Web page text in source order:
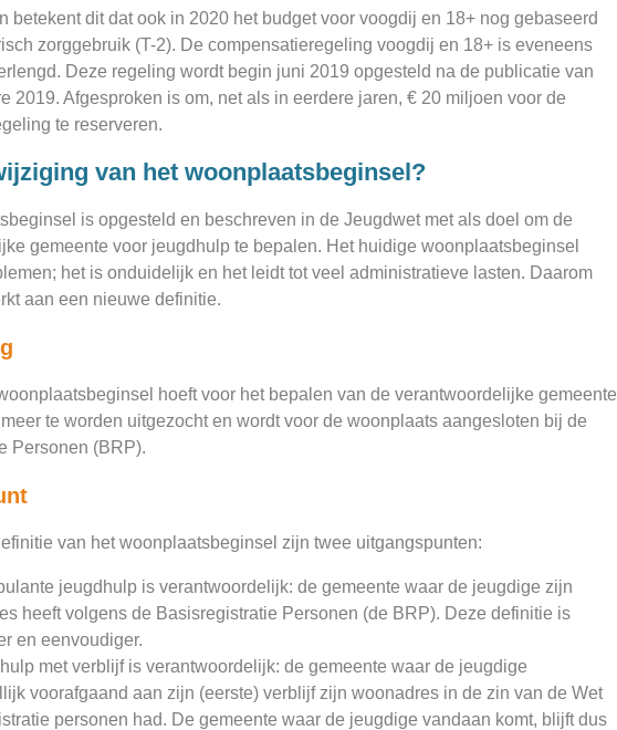
betekent dit dat ook in 2020 het budget voor voogdij en 18+ nog gebaseerd
zorggebruik (T-2). De compensatieregeling voogdij en 18+ is eveneens
Deze regeling wordt begin juni 2019 opgesteld na de publicatie van
2019. Afgesproken is om, net als in eerdere jaren, € 20 miljoen voor de
te reserveren.
van het woonplaatsbeginsel?
is opgesteld en beschreven in de Jeugdwet met als doel om de
gemeente voor jeugdhulp te bepalen. Het huidige woonplaatsbeginsel
het is onduidelijk en het leidt tot veel administratieve lasten. Daarom
aan een nieuwe definitie.
hoeft voor het bepalen van de verantwoordelijke gemeente
te worden uitgezocht en wordt voor de woonplaats aangesloten bij de
Personen (BRP).
van het woonplaatsbeginsel zijn twee uitgangspunten:
jeugdhulp is verantwoordelijk: de gemeente waar de jeugdige zijn
heeft volgens de Basisregistratie Personen (de BRP). Deze definitie is
en eenvoudiger.
met verblijf is verantwoordelijk: de gemeente waar de jeugdige
voorafgaand aan zijn (eerste) verblijf zijn woonadres in de zin van de Wet
personen had. De gemeente waar de jeugdige vandaan komt, blijft dus